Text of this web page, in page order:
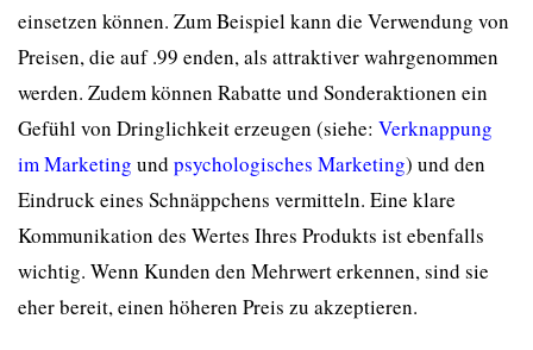
einsetzen können. Zum Beispiel kann die Verwendung von
Preisen, die auf .99 enden, als attraktiver wahrgenommen
werden. Zudem können Rabatte und Sonderaktionen ein
Gefühl von Dringlichkeit erzeugen (siehe: Verknappung
im Marketing und psychologisches Marketing) und den
Eindruck eines Schnäppchens vermitteln. Eine klare
Kommunikation des Wertes Ihres Produkts ist ebenfalls
wichtig. Wenn Kunden den Mehrwert erkennen, sind sie
eher bereit, einen höheren Preis zu akzeptieren.